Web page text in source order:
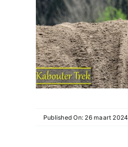
Published On: 26 maart 2024